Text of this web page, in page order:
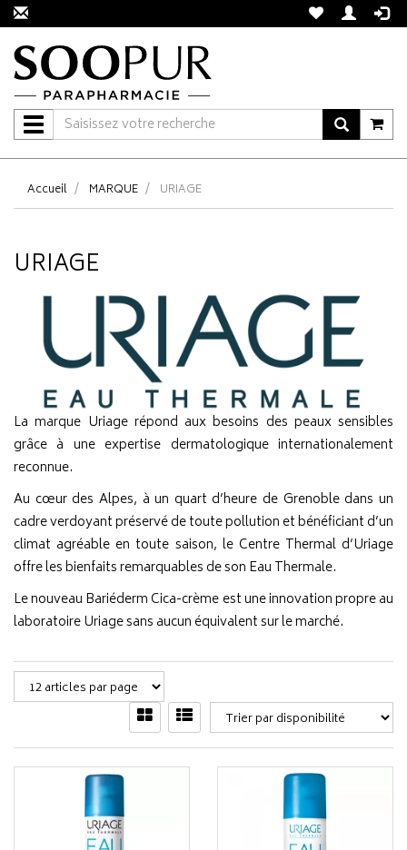
Navigation
Accueil MARQUE URIAGE
URIAGE
La marque Uriage répond aux besoins des peaux sensibles
grâce à une expertise dermatologique internationalement
reconnue.
Au cœur des Alpes, à un quart d’heure de Grenoble dans un
cadre verdoyant préservé de toute pollution et bénéficiant d’un
climat agréable en toute saison, le Centre Thermal d’Uriage
offre les bienfaits remarquables de son Eau Thermale.
Le nouveau Bariéderm Cica-crème est une innovation propre au
laboratoire Uriage sans aucun équivalent sur le marché.